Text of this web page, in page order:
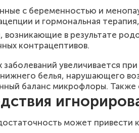
с беременностью и
и гормональная
в результате
контрацептивов.
заболеваний увеличивается
белья, нарушающего
баланс микрофлоры.
может привести